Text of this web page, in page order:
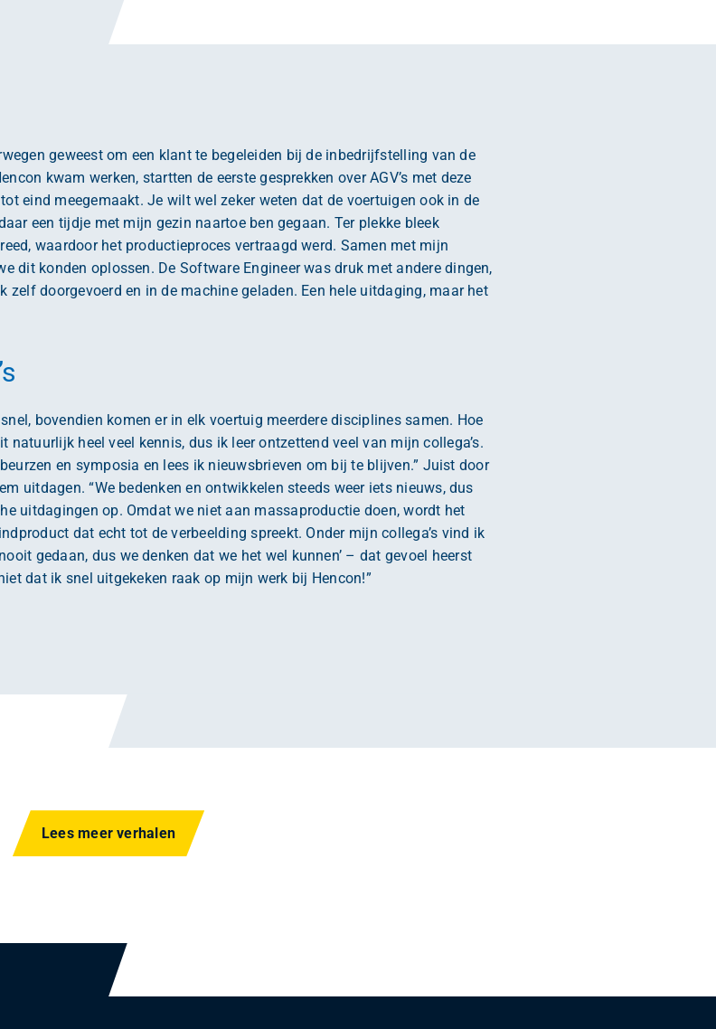
geweest om een klant te begeleiden bij de inbedrijfstelling van de
kwam werken, startten de eerste gesprekken over AGV’s met deze
eind meegemaakt. Je wilt wel zeker weten dat de voertuigen ook in de
een tijdje met mijn gezin naartoe ben gegaan. Ter plekke bleek
waardoor het productieproces vertraagd werd. Samen met mijn
dit konden oplossen. De Software Engineer was druk met andere dingen,
doorgevoerd en in de machine geladen. Een hele uitdaging, maar het
bovendien komen er in elk voertuig meerdere disciplines samen. Hoe
heel veel kennis, dus ik leer ontzettend veel van mijn collega’s.
en symposia en lees ik nieuwsbrieven om bij te blijven.” Juist door
uitdagen. “We bedenken en ontwikkelen steeds weer iets nieuws, dus
uitdagingen op. Omdat we niet aan massaproductie doen, wordt het
dat echt tot de verbeelding spreekt. Onder mijn collega’s vind ik
gedaan, dus we denken dat we het wel kunnen’ – dat gevoel heerst
dat ik snel uitgekeken raak op mijn werk bij Hencon!”
Lees meer verhalen